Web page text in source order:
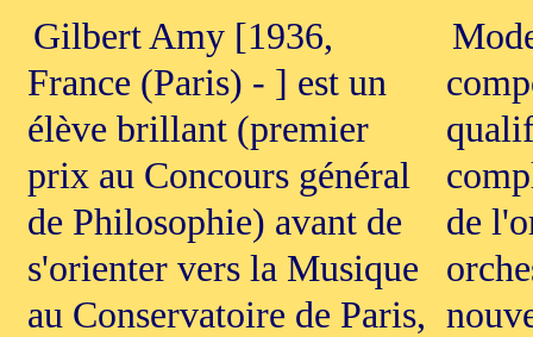
Gilbert Amy [1936,
France (Paris) - ] est un
élève brillant (premier
prix au Concours général
de Philosophie) avant de
s'orienter vers la Musique
au Conservatoire de Paris,
de